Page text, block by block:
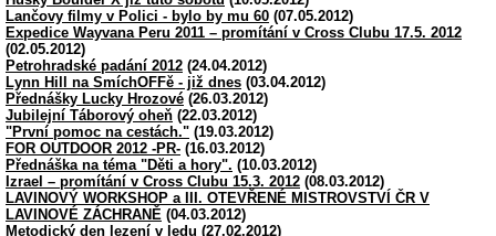
Lančovy filmy v Polici - bylo by mu 60 (07.05.2012)
Expedice Wayvana Peru 2011 – promítání v Cross Clubu 17.5. 2012
(02.05.2012)
Petrohradské padání 2012 (24.04.2012)
Lynn Hill na SmíchOFFě - již dnes (03.04.2012)
Přednášky Lucky Hrozové (26.03.2012)
Jubilejní Táborový oheň (22.03.2012)
"První pomoc na cestách." (19.03.2012)
FOR OUTDOOR 2012 -PR- (16.03.2012)
Přednáška na téma "Děti a hory". (10.03.2012)
Izrael – promítání v Cross Clubu 15.3. 2012 (08.03.2012)
LAVINOVÝ WORKSHOP a III. OTEVŘENÉ MISTROVSTVÍ ČR V
LAVINOVÉ ZÁCHRANĚ (04.03.2012)
Metodický den lezení v ledu (27.02.2012)